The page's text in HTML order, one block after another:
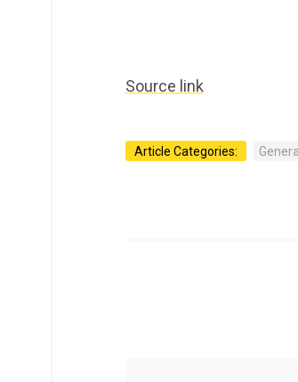
Source link
Article Categories: